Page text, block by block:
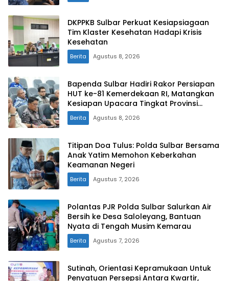
DKPPKB Sulbar Perkuat Kesiapsiagaan
Tim Klaster Kesehatan Hadapi Krisis
Kesehatan
Berita Agustus 8, 2026
Bapenda Sulbar Hadiri Rakor Persiapan
HUT ke-81 Kemerdekaan RI, Matangkan
Kesiapan Upacara Tingkat Provinsi
Sulawesi Barat
Berita Agustus 8, 2026
Titipan Doa Tulus: Polda Sulbar Bersama
Anak Yatim Memohon Keberkahan
Keamanan Negeri
Berita Agustus 7, 2026
Polantas PJR Polda Sulbar Salurkan Air
Bersih ke Desa Saloleyang, Bantuan
Nyata di Tengah Musim Kemarau
Berita Agustus 7, 2026
Sutinah, Orientasi Kepramukaan Untuk
Penyatuan Persepsi Antara Kwartir,